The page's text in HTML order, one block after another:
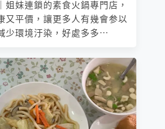
姐妹連鎖的素食火鍋專門店，
又平價，讓更多人有幾會参以
少環境汙染，好處多多⋯